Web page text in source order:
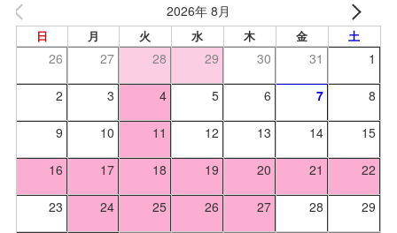
2026年 8月
日 月 火 水 木 金 土
26 27 28 29 30 31 1
2 3 4 5 6 7 8
9 10 11 12 13 14 15
16 17 18 19 20 21 22
23 24 25 26 27 28 29